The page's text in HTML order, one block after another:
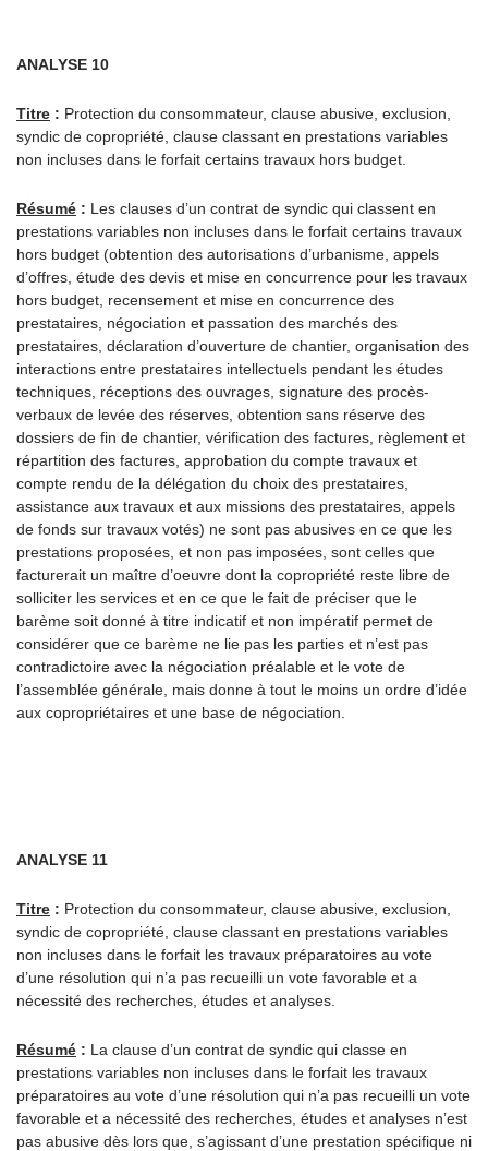
ANALYSE 10
Titre : Protection du consommateur, clause abusive, exclusion,
syndic de copropriété, clause classant en prestations variables
non incluses dans le forfait certains travaux hors budget.
Résumé : Les clauses d’un contrat de syndic qui classent en
prestations variables non incluses dans le forfait certains travaux
hors budget (obtention des autorisations d’urbanisme, appels
d’offres, étude des devis et mise en concurrence pour les travaux
hors budget, recensement et mise en concurrence des
prestataires, négociation et passation des marchés des
prestataires, déclaration d’ouverture de chantier, organisation des
interactions entre prestataires intellectuels pendant les études
techniques, réceptions des ouvrages, signature des procès-
verbaux de levée des réserves, obtention sans réserve des
dossiers de fin de chantier, vérification des factures, règlement et
répartition des factures, approbation du compte travaux et
compte rendu de la délégation du choix des prestataires,
assistance aux travaux et aux missions des prestataires, appels
de fonds sur travaux votés) ne sont pas abusives en ce que les
prestations proposées, et non pas imposées, sont celles que
facturerait un maître d’oeuvre dont la copropriété reste libre de
solliciter les services et en ce que le fait de préciser que le
barème soit donné à titre indicatif et non impératif permet de
considérer que ce barème ne lie pas les parties et n’est pas
contradictoire avec la négociation préalable et le vote de
l’assemblée générale, mais donne à tout le moins un ordre d’idée
aux copropriétaires et une base de négociation.
ANALYSE 11
Titre : Protection du consommateur, clause abusive, exclusion,
syndic de copropriété, clause classant en prestations variables
non incluses dans le forfait les travaux préparatoires au vote
d’une résolution qui n’a pas recueilli un vote favorable et a
nécessité des recherches, études et analyses.
Résumé : La clause d’un contrat de syndic qui classe en
prestations variables non incluses dans le forfait les travaux
préparatoires au vote d’une résolution qui n’a pas recueilli un vote
favorable et a nécessité des recherches, études et analyses n’est
pas abusive dès lors que, s’agissant d’une prestation spécifique ni